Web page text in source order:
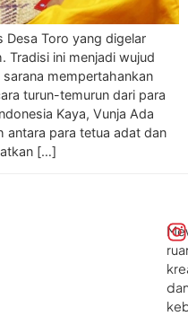
Desa Toro yang digelar
Tradisi ini menjadi wujud
mempertahankan
turun-temurun dari para
Kaya, Vunja Ada
antara para tetua adat dan
[…]